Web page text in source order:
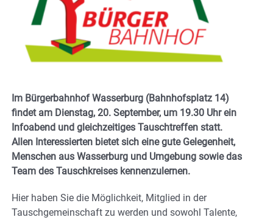
Im Bürgerbahnhof Wasserburg (Bahnhofsplatz 14)
findet am Dienstag, 20. September, um 19.30 Uhr ein
Infoabend und gleichzeitiges Tauschtreffen statt.
Allen Interessierten bietet sich eine gute Gelegenheit,
Menschen aus Wasserburg und Umgebung sowie das
Team des Tauschkreises kennenzulernen.
Hier haben Sie die Möglichkeit, Mitglied in der
Tauschgemeinschaft zu werden und sowohl Talente,